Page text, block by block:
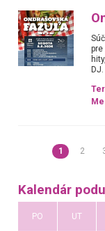
DJ.
1 2
Kalendár
PO UT